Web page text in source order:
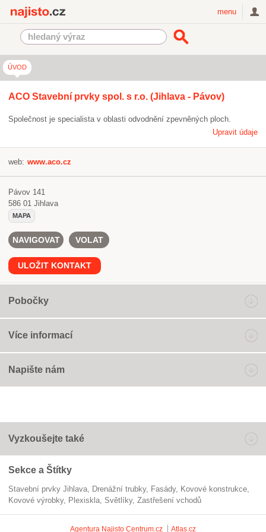
menu
ÚVOD
ACO Stavební prvky spol. s r.o. (Jihlava - Pávov)
Společnost je specialista v oblasti odvodnění zpevněných ploch.
Upravit údaje
web: www.aco.cz
Pávov 141
586 01 Jihlava
MAPA
NAVIGOVAT VOLAT
ULOŽIT KONTAKT
Pobočky
Více informací
Napište nám
Vyzkoušejte také
Sekce a Štítky
Stavební prvky Jihlava drenážní trubky fasády
kovové konstrukce
kovové výrobky
plexiskla světlíky zastřešení vchodů
Agentura Najisto Centrum.cz Atlas.cz